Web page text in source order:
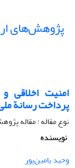
پژوهش‌های
امنیت اخلاقی
پرداخت رسانة
نوع مقاله : مقاله
نویسنده
وحید یامین‌پور